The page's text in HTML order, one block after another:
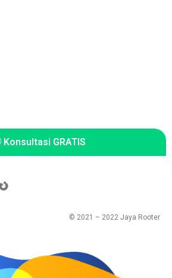
Konsultasi GRATIS
© 2021 – 2022 Jaya Rooter